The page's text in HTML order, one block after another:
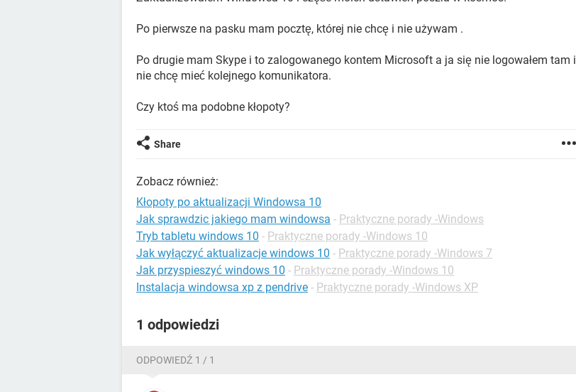
Po pierwsze na pasku mam pocztę, której nie chcę i nie używam .
Po drugie mam Skype i to zalogowanego kontem Microsoft a ja się nie logowałem tam i
nie chcę mieć kolejnego komunikatora.
Czy ktoś ma podobne kłopoty?
Share
Zobacz również:
Kłopoty po aktualizacji Windowsa 10
Jak sprawdzic jakiego mam windowsa - Praktyczne porady -Windows
Tryb tabletu windows 10 - Praktyczne porady -Windows 10
Jak wyłączyć aktualizacje windows 10 - Praktyczne porady -Windows 7
Jak przyspieszyć windows 10 - Praktyczne porady -Windows 10
Instalacja windowsa xp z pendrive - Praktyczne porady -Windows XP
1 odpowiedzi
ODPOWIEDŹ 1 / 1